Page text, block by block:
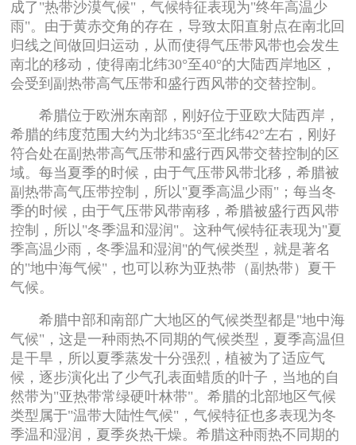
成了"热带沙漠气候"，气候特征表现为"终年高温少
雨"。由于黄赤交角的存在，导致太阳直射点在南北回
归线之间做回归运动，从而使得气压带风带也会发生
南北的移动，使得南北纬30°至40°的大陆西岸地区，
会受到副热带高气压带和盛行西风带的交替控制。
希腊位于欧洲东南部，刚好位于亚欧大陆西岸，
希腊的纬度范围大约为北纬35°至北纬42°左右，刚好
符合处在副热带高气压带和盛行西风带交替控制的区
域。每当夏季的时候，由于气压带风带北移，希腊被
副热带高气压带控制，所以"夏季高温少雨"；每当冬
季的时候，由于气压带风带南移，希腊被盛行西风带
控制，所以"冬季温和湿润"。这种气候特征表现为"夏
季高温少雨，冬季温和湿润"的气候类型，就是著名
的"地中海气候"，也可以称为亚热带（副热带）夏干
气候。
希腊中部和南部广大地区的气候类型都是"地中海
气候"，这是一种雨热不同期的气候类型，夏季高温但
是干旱，所以夏季蒸发十分强烈，植被为了适应气
候，逐步演化出了少气孔表面蜡质的叶子，当地的自
然带为"亚热带常绿硬叶林带"。希腊的北部地区气候
类型属于"温带大陆性气候"，气候特征也多表现为冬
季温和湿润，夏季炎热干燥。希腊这种雨热不同期的